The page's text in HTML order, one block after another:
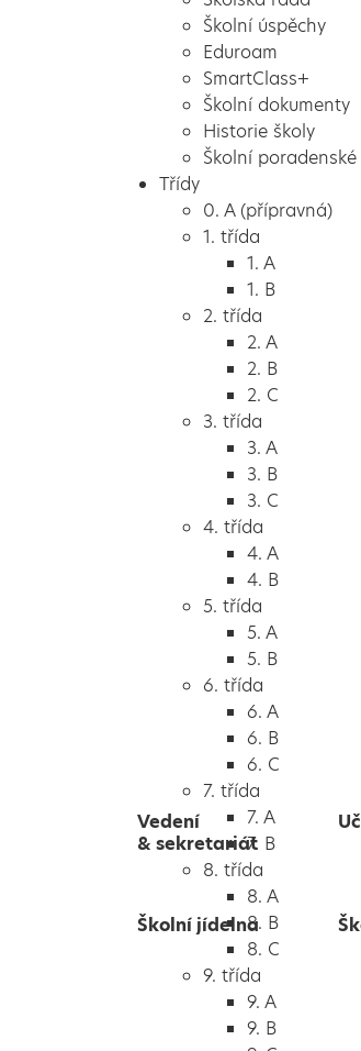
Školní úspěchy
Eduroam
SmartClass+
Školní dokumenty
Historie školy
Školní
Třídy
0. A (přípravná)
1. třída
1. A
1. B
2. třída
2. A
2. B
2. C
3. třída
3. A
3. B
3. C
4. třída
4. A
4. B
5. třída
5. A
5. B
6. třída
6. A
6. B
6. C
7. třída
7. A
7. B
8. třída
8. A
8. B
8. C
9. třída
9. A
9. B
Vedení
& sekretariát
Školní jídelna